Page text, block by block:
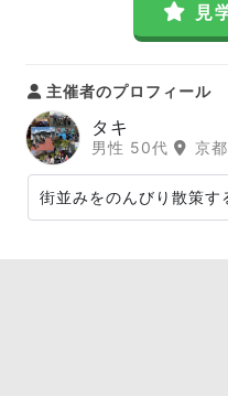
見
主催者のプロフィール
タキ
男性 50代 京
街並みをのんびり散策す